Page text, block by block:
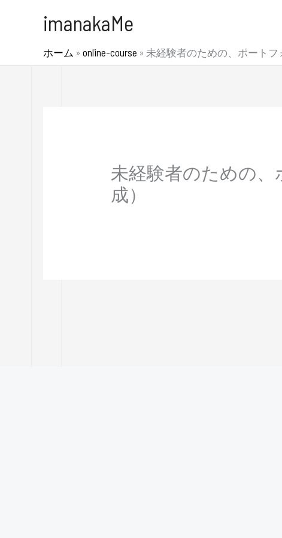
ス
imanakaMe
ホーム » online-course » 未経験者のための、ポートフ
未経験者のための、
成）